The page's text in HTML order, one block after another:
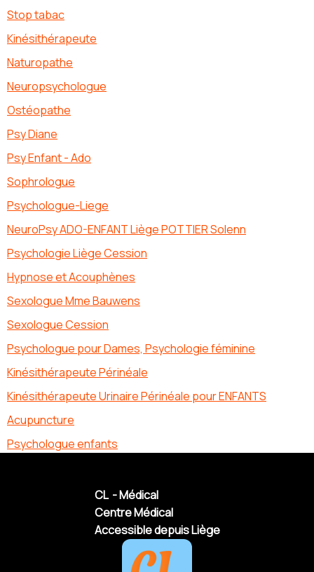
Stop tabac
Kinésithérapeute
Naturopathe
Neuropsychologue
Ostéopathe
Psy Diane
Psy Enfant - Ado
Sophrologue
Psychologue-Liege
NeuroPsy ADO-ENFANT Liège POTTIER Solenn
Psychologie Liège Cession
Hypnose et Acouphènes
Sexologue Mme Bauwens
Sexologue Cession
Psychologue pour Dames, Psychologie féminine
Kinésithérapeute Périnéale
Kinésithérapeute Urinaire Périnéale pour ENFANTS
Acupuncture
Psychologue enfants
CL - Médical
Centre Médical
Accessible depuis Liège